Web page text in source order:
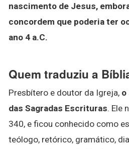
nascimento de Jesus,
concordem que poderia ter
ano 4 a.C.
Quem traduziu a
Presbítero e doutor da Igreja, o
das Sagradas Escrituras. Ele
340, e ficou conhecido como
teólogo, retórico, gramático,